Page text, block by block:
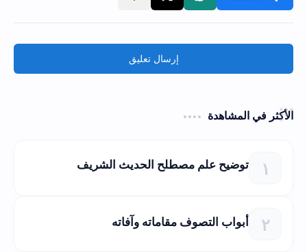
إرسال تعليق
الأكثر في المشاهدة
توضيح علم مصطلح الحديث الشريف
أبواب التصوف مقاماته وآفاته